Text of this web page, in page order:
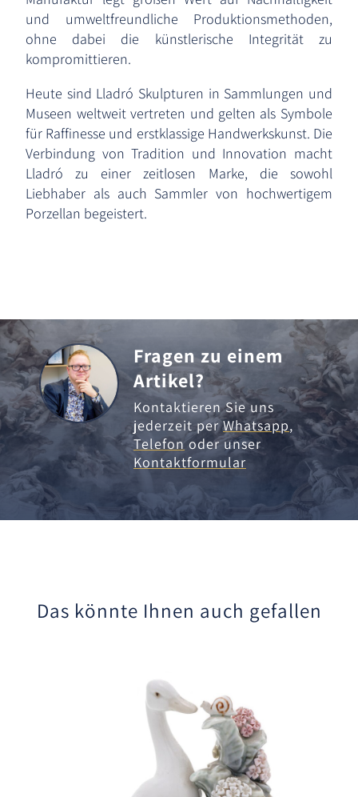
und umweltfreundliche Produktionsmethoden,
ohne dabei die künstlerische Integrität zu
kompromittieren.
Heute sind Lladró Skulpturen in Sammlungen und
Museen weltweit vertreten und gelten als Symbole
für Raffinesse und erstklassige Handwerkskunst. Die
Verbindung von Tradition und Innovation macht
Lladró zu einer zeitlosen Marke, die sowohl
Liebhaber als auch Sammler von hochwertigem
Porzellan begeistert.
Fragen zu einem
Artikel?
Kontaktieren Sie uns
jederzeit perWhatsapp,
Telefonoder unser
Kontaktformular
Das könnte Ihnen auch gefallen